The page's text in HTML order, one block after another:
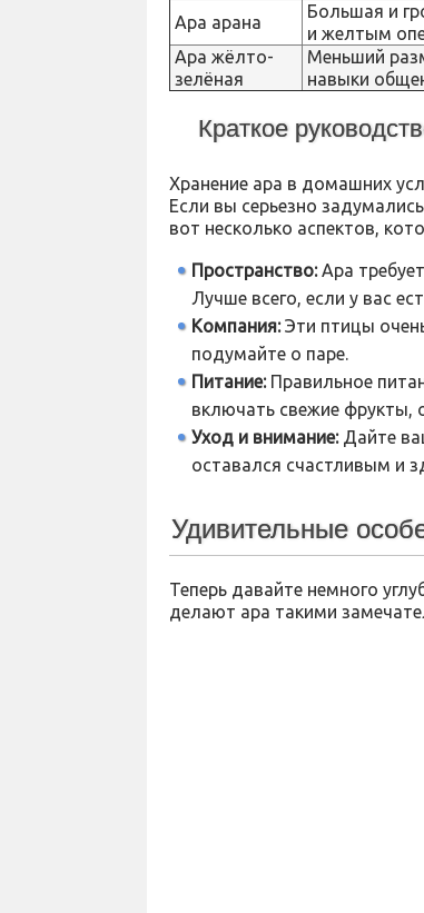
Ара арана
Большая и
и желтым
Ара жёлто-
зелёная
Меньший
навыки
Краткое
Хранение ара в домашних
Если вы серьезно
вот несколько аспектов,
Пространство:Ара
Лучше всего, если у вас
Компания:Эти птицы
подумайте о паре.
Питание:Правильное
включать свежие фрукты,
Уход и внимание:Дайте
оставался счастливым и
Удивительные
Теперь давайте немного
делают ара такими